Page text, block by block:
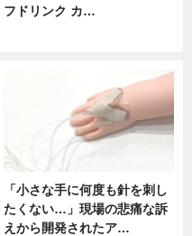
フドリンク カ…
「小さな手に何度も針を刺し
たくない…」現場の悲痛な訴
えから開発されたア…